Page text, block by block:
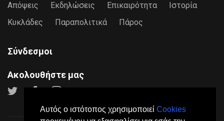
Αυτός ο ιστότοπος χρησιμοποιεί Cookies
Απόψεις Εκδηλώσεις Επικαιρότητα
Ιστορία
Κυκλάδες
Παραπολιτικά Πάρος
Σύνδεσμοι
Ακολουθήστε μας